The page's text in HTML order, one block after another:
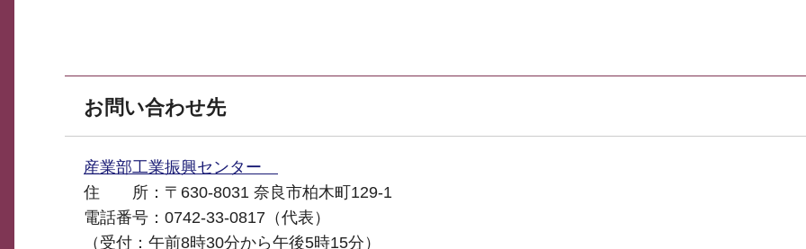
お問い合わせ先
産業部工業振興センター
住 所：〒630-8031 奈良市柏木町129-1
電話番号：0742-33-0817（代表）
（受付：午前8時30分から午後5時15分）